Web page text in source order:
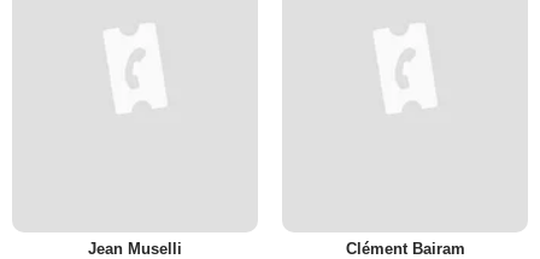
Jean Muselli Clément Bairam